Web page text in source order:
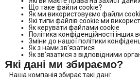
Що таке файли cookie?
Як ми використовуємо файли
Які типи файлів cookie ми
Як керувати файлами cookie
Політика конфіденційності інших
Зміни до нашої політики
Як з нами зв’язатися
Як зв’язатися з відповідними
Які дані ми збираємо?
Наша компанія збирає такі дані: